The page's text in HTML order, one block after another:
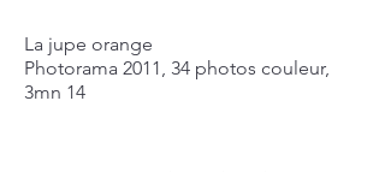
La jupe orange
Photorama 2011, 34 photos couleur,
3mn 14